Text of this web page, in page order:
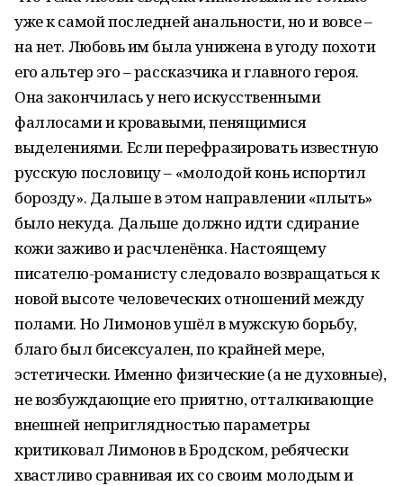
уже к самой последней анальности, но и вовсе –
на нет. Любовь им была унижена в угоду похоти
его альтер эго – рассказчика и главного героя.
Она закончилась у него искусственными
фаллосами и кровавыми, пенящимися
выделениями. Если перефразировать известную
русскую пословицу – «молодой конь испортил
борозду». Дальше в этом направлении «плыть»
было некуда. Дальше должно идти сдирание
кожи заживо и расчленёнка. Настоящему
писателю-романисту следовало возвращаться к
новой высоте человеческих отношений между
полами. Но Лимонов ушёл в мужскую борьбу,
благо был бисексуален, по крайней мере,
эстетически. Именно физические (а не духовные),
не возбуждающие его приятно, отталкивающие
внешней неприглядностью параметры
критиковал Лимонов в Бродском, ребячески
хвастливо сравнивая их со своим молодым и